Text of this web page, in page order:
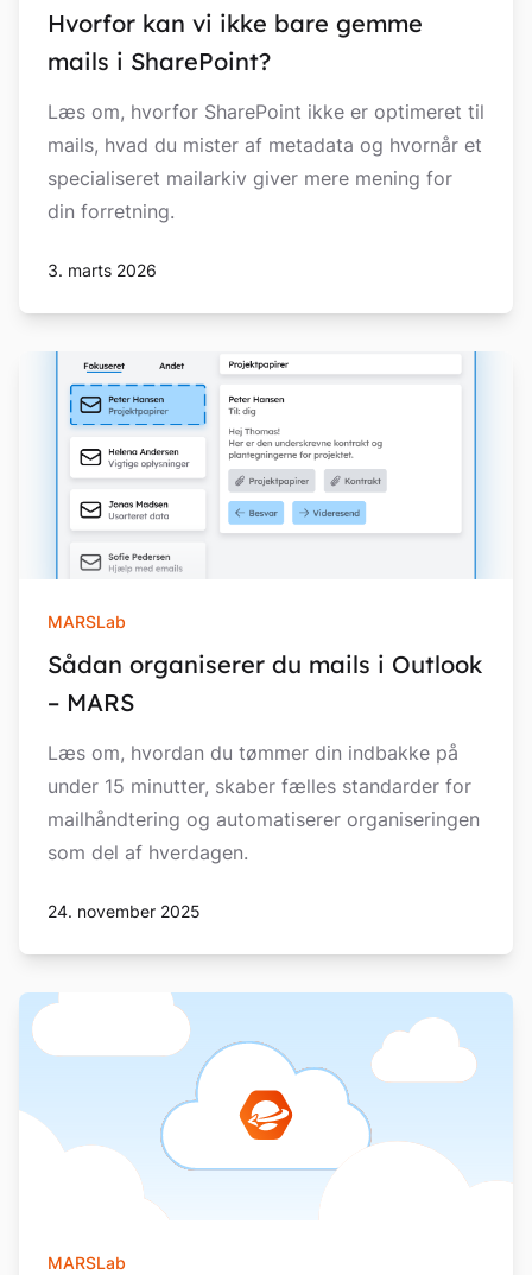
Hvorfor kan vi ikke bare gemme
mails i SharePoint?
Læs om, hvorfor SharePoint ikke er optimeret til
mails, hvad du mister af metadata og hvornår et
specialiseret mailarkiv giver mere mening for
din forretning.
3. marts 2026
MARSLab
Sådan organiserer du mails i Outlook
– MARS
Læs om, hvordan du tømmer din indbakke på
under 15 minutter, skaber fælles standarder for
mailhåndtering og automatiserer organiseringen
som del af hverdagen.
24. november 2025
MARSLab